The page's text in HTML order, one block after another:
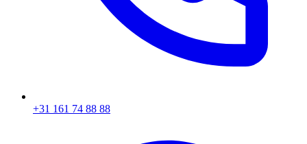
+31 161 74 88 88‬​​​​‌ ‍ ​‍​‍‌‍ ‌ ​‍‌‍‍‌‌‍‌ ‌‍‍‌‌‍ ‍​‍​‍​ ‍‍​‍​‍‌ ​ ‌‍​‌‌‍ ‍‌‍‍‌‌ ‌​‌ ‍‌​‍ ‍‌‍‍‌‌‍ ​‍​‍​‍ ​​‍​‍‌‍‍​‌ ​‍‌‍‌‌‌‍‌‍​‍​‍​ ‍‍​‍​‍‌‍‍​‌ ‌​‌ ‌​‌ ​​​ ‍‍​‍ ​‍ ‌‍ ​‌‍ ‌‍​ ‌‍​‌‌‍ ​‌‍‍​‌‍ ‌ ​ ‌ ‌​​ ‍‍​ ​ ​ ​ ​ ​ ​ ​ ​‍ ‌‍‍‌‌‍ ‍‌ ‌​‌‍‌‌‌‍ ‍‌ ‌​​‍ ‌‍‌‌‌‍‌​‌‍‍‌‌ ‌​​‍ ‌‍ ‌‌‍ ‌‍‌​‌‍‌‌​ ‌‌ ​​‌ ​‍‌‍‌‌‌ ​ ‌‍‌‌‌‍ ‍‌ ‌​‌‍​‌‌ ‌​‌‍‍‌‌‍ ‌‍ ‍​ ‍ ‌‍‍‌‌‍‌​​ ‌‌‍‌ ‌‍ ​‌‍ ‌‍​‍‌‍​‌‌‍ ​​ ‍ ‌ ‌​‌ ‍‌‌ ​​‌‍‌‌​ ‌‌‍‌ ‌‍ ​‌‍ ‌‍​‍‌‍​‌‌‍ ​​ ‍ ‌ ​​‌‍​‌‌ ‌​‌‍‍​​ ‌‌‍​ ‌‍ ‌‍ ‍‌ ‌​‌‍​‌‌‍​ ‌ ‌​​‍ ‍‌ ​​‌‍‍​‌‍ ‌‍ ‍‌‍‌‌​ ‌‍​‍‌‍​‌‌ ​ ‌‍‌‌‌‌‌‌‌ ​‍‌‍ ​​ ‌‌‍‍​‌ ‌​‌ ‌​‌ ​​​‍‌‌​ ​ ‌​​‌​‍‌‌​ ​‍‌​‌‍​‍‌‌​ ​‍‌​‌‍‌‍ ​‌‍ ‌‍​ ‌‍​‌‌‍ ​‌‍‍​‌‍ ‌ ​ ‌ ‌​​‍‌‌​ ​ ‌​​‌​ ​ ​ ​ ​ ​ ​ ​ ​‍‌‍‌‍‍‌‌‍‌​​ ‌‌‍‌ ‌‍ ​‌‍ ‌‍​‍‌‍​‌‌‍ ​​‍‌‍‌ ‌​‌ ‍‌‌ ​​‌‍‌‌​ ‌‌‍‌ ‌‍ ​‌‍ ‌‍​‍‌‍​‌‌‍ ​​‍‌‍‌ ​​‌‍​‌‌ ‌​‌‍‍​​ ‌‌‍​ ‌‍ ‌‍ ‍‌ ‌​‌‍​‌‌‍​ ‌ ‌​​‍ ‍‌ ​​‌‍‍​‌‍ ‌‍ ‍‌‍‌‌​‍‌‍‌ ​​‌‍‌‌‌ ​‍‌ ​ ‌ ​​‌‍‌‌‌‍​ ‌ ‌​‌‍‍‌‌ ‌‍‌‍‌‌​ ‌‌ ​​‌ ‌‌‌‍​‍‌‍ ​‌‍‍‌‌ ​ ‌‍‍​‌‍‌‌‌‍‌​​‍​‍‌ ‌